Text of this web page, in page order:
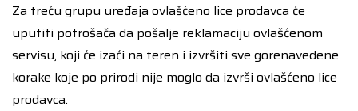
Za treću grupu uređaja ovlašćeno lice prodavca će
uputiti potrošača da pošalje reklamaciju ovlašćenom
servisu, koji će izaći na teren i izvršiti sve gorenavedene
korake koje po prirodi nije moglo da izvrši ovlašćeno lice
prodavca.